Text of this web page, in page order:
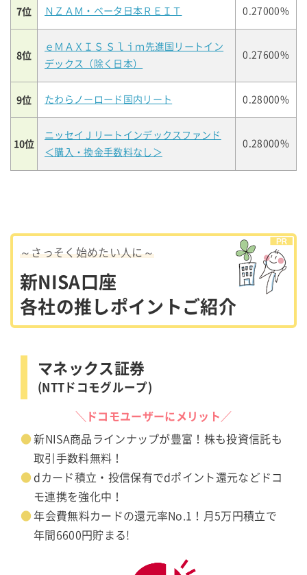
7位 ＮＺＡＭ・ベータ日本ＲＥＩＴ 0.27000%
8位
ｅＭＡＸＩＳ Ｓｌｉｍ先進国リートイン
デックス（除く日本）
0.27600%
9位 たわらノーロード国内リート 0.28000%
10位
ニッセイＪリートインデックスファンド
＜購入・換金手数料なし＞
0.28000%
～さっそく始めたい人に～
新NISA口座
各社の推しポイントご紹介
マネックス証券
(NTTドコモグループ)
＼ドコモユーザーにメリット／
新NISA商品ラインナップが豊富！株も投資信託も
取引手数料無料！
dカード積立・投信保有でdポイント還元などドコ
モ連携を強化中！
年会費無料カードの還元率No.1！月5万円積立で
年間6600円貯まる!